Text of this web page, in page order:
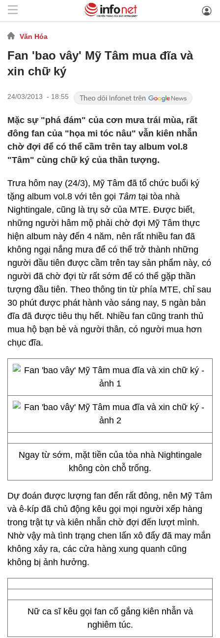
Văn Hóa
Fan 'bao vây' Mỹ Tâm mua đĩa và
xin chữ ký
24/03/2013 - 18:55
Mặc sự "phá đám" của cơn mưa trái mùa, rất
đông fan của "họa mi tóc nâu" vẫn kiên nhẫn
chờ đợi để có thể cầm trên tay album vol.8
"Tâm" cùng chữ ký của thần tượng.
Trưa hôm nay (24/3), Mỹ Tâm đã tổ chức buổi ký
tặng album vol.8 với tên gọi Tâm tại tòa nhà
Nightingale, cũng là trụ sở của MTE. Được biết,
những người hâm mộ phải chờ đợi Mỹ Tâm thực
hiện album này đến 4 năm, nên rất nhiều fan đã
không ngại nắng mưa để có thể trở thành những
người đầu tiên được cầm trên tay sản phẩm này, có
người đã chờ đợi từ rất sớm để có thể gặp thần
tượng đầu tiên. Theo thông tin từ phía MTE, chỉ sau
30 phút được phát hành vào sáng nay, 5 ngàn bản
đĩa đã được tiêu thụ hết. Nhiều fan cũng tranh thủ
mua hộ bạn bè và người thân, có người mua hơn
chục đĩa.
Ngay từ sớm, mặt tiền của tòa nhà Nightingale
không còn chỗ trống.
Dự đoán được lượng fan đến rất đông, nên Mỹ Tâm
và ê-kíp đã chủ động kêu gọi mọi người xếp hàng
trong trật tự và kiên nhẫn chờ đợi đến lượt mình.
Nhờ vậy mà tình trạng chen lấn xô đẩy đã may mắn
không xảy ra, các cửa hàng xung quanh cũng
không bị ảnh hưởng.
Nữ ca sĩ kêu gọi fan cố gắng kiên nhẫn và
nghiêm túc.